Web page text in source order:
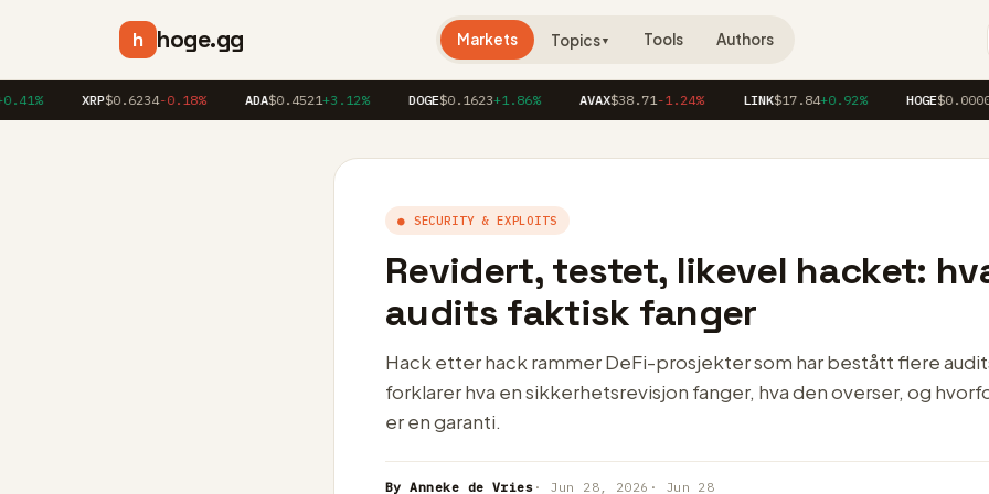
h hoge.gg Markets Topics▼ Tools Authors
$0.6234 -0.18% $0.4521 +3.12% $0.1623 +1.86% $38.71-1.24% $17.84+0.92% $0.00004120
● SECURITY & EXPLOITS
Revidert, testet, likevel hacket:
audits faktisk fanger
Hack etter hack rammer DeFi-prosjekter som har bestått flere
forklarer hva en sikkerhetsrevisjon fanger, hva den overser, og
er en garanti.
By Anneke de Vries · Jun 28, 2026 · Jun 28